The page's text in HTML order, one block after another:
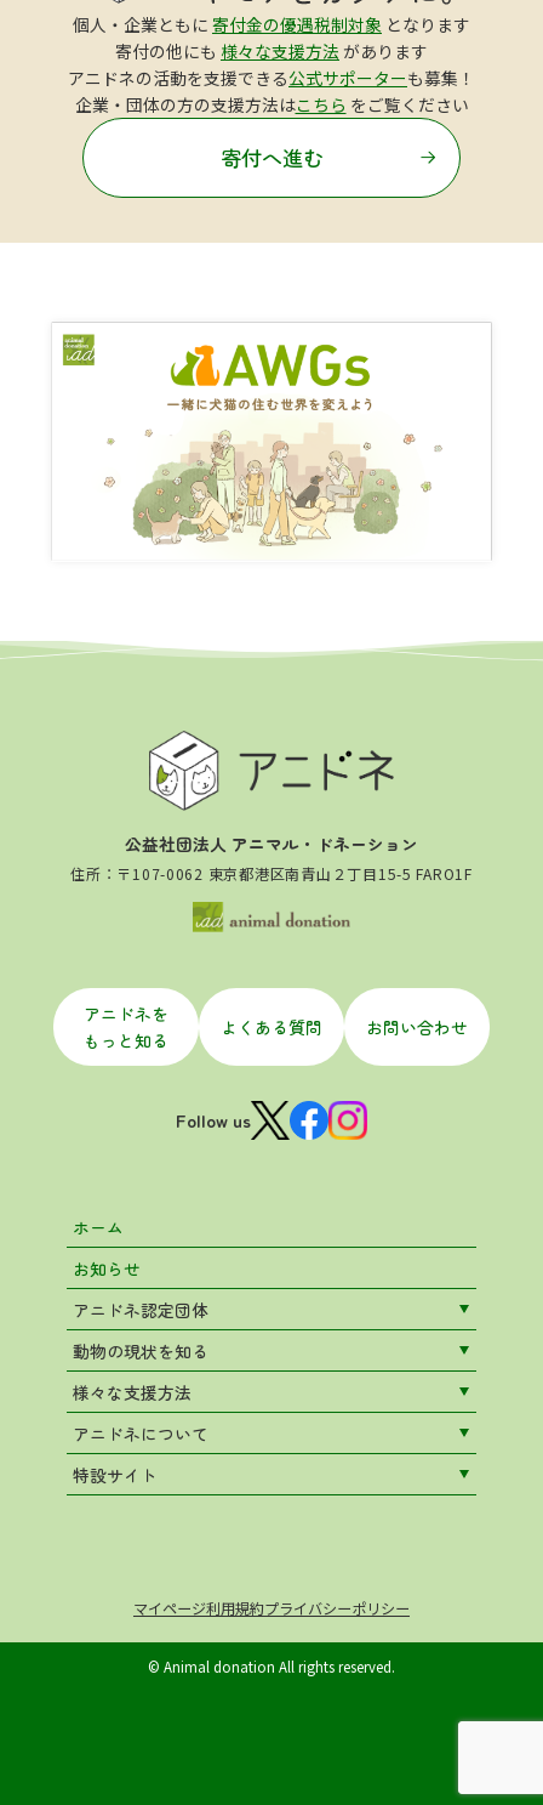
個人・企業ともに 寄付金の優遇税制対象 となります
寄付の他にも 様々な支援方法 があります
アニドネの活動を支援できる公式サポーターも募集！
企業・団体の方の支援方法はこちら をご覧ください
寄付へ進む
公益社団法人 アニマル・ドネーション
住所：〒107-0062 東京都港区南青山２丁目15-5 FARO1F
アニドネを
もっと知る
よくある質問 お問い合わせ
Follow us
ホーム
お知らせ
アニドネ認定団体
動物の現状を知る
様々な支援方法
アニドネについて
特設サイト
マイページ利用規約プライバシーポリシー
© Animal donation All rights reserved.